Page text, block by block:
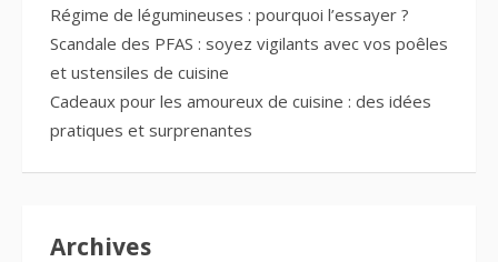
Régime de légumineuses : pourquoi l’essayer ?
Scandale des PFAS : soyez vigilants avec vos poêles
et ustensiles de cuisine
Cadeaux pour les amoureux de cuisine : des idées
pratiques et surprenantes
Archives